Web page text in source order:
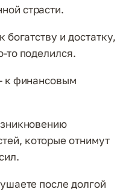
страсти.
богатству и достатку,
то поделился.
к финансовым
которые отнимут
после долгой